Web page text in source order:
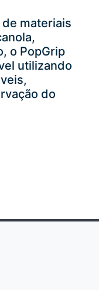
materiais
o PopGrip
utilizando
do